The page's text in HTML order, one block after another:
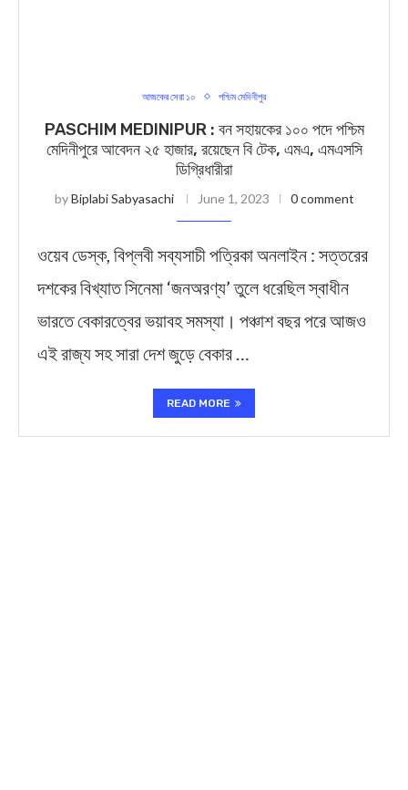
আজকের সেরা ১০ পশ্চিম মেদিনীপুর
PASCHIM MEDINIPUR : বন সহায়কের ১০০ পদে পশ্চিম
মেদিনীপুরে আবেদন ২৫ হাজার, রয়েছেন বি টেক, এমএ, এমএসসি
ডিগ্রিধারীরা
byBiplabi Sabyasachi June 1, 2023 0 comment
ওয়েব ডেস্ক, বিপ্লবী সব্যসাচী পত্রিকা অনলাইন : সত্তরের
দশকের বিখ্যাত সিনেমা ‘জনঅরণ্য’ তুলে ধরেছিল স্বাধীন
ভারতে বেকারত্বের ভয়াবহ সমস্যা। পঞ্চাশ বছর পরে আজও
এই রাজ্য সহ সারা দেশ জুড়ে বেকার …
READ MORE